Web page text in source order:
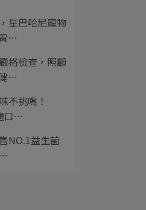
星巴哈尼寵物
⋯
格檢查，照顧
⋯
不挑嘴！
口⋯
NO.1益生菌